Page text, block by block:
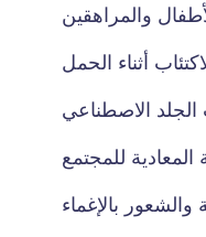
والمراهقين
أثناء الحمل
الجلد الاصطناعي
للمجتمع
والشعور بالإغماء